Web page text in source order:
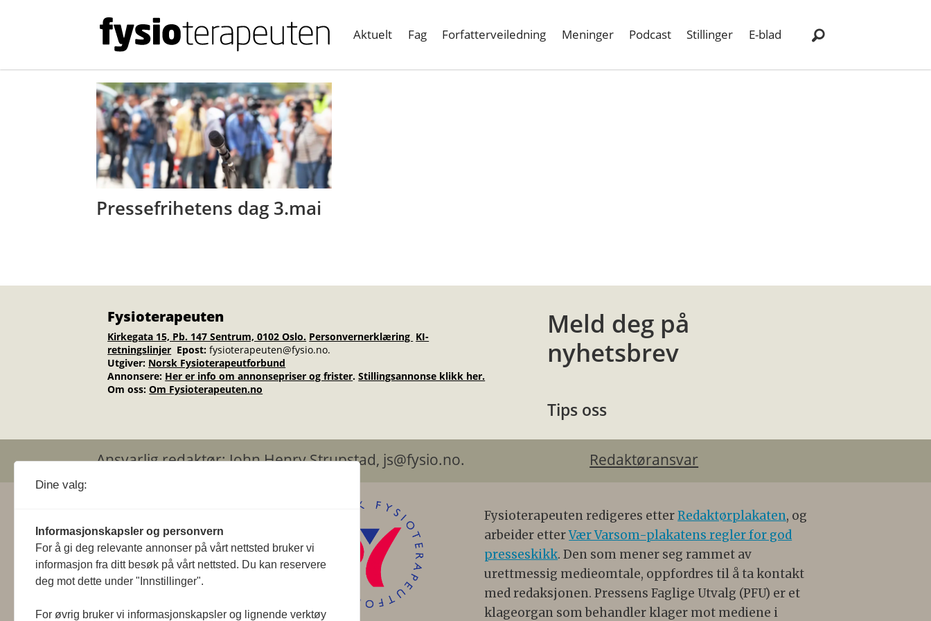
Aktuelt Fag Forfatterveiledning Meninger Podcast Stillinger E-blad
pressefrihet
Pressefrihetens dag 3.mai
Fysioterapeuten
Kirkegata 15, Pb. 147 Sentrum, 0102 Oslo. Personvernerklæring KI-
retningslinjer Epost: fysioterapeuten@fysio.no.
Utgiver: Norsk Fysioterapeutforbund
Annonsere: Her er info om annonsepriser og frister.Stillingsannonse klikk her.
Om oss:Om Fysioterapeuten.no
Meld deg på
nyhetsbrev
Tips oss
Ansvarlig redaktør: John Henry Strupstad, js@fysio.no. Redaktøransvar
Fysioterapeuten redigeres etterRedaktørplakaten, og
arbeider etterVær Varsom-plakatens regler for god
presseskikk. Den som mener seg rammet av
urettmessig medieomtale, oppfordres til å ta kontakt
med redaksjonen. Pressens Faglige Utvalg (PFU) er et
klageorgan som behandler klager mot mediene i
Dine valg:
Informasjonskapsler og personvern
For å gi deg relevante annonser på vårt nettsted bruker vi
informasjon fra ditt besøk på vårt nettsted. Du kan reservere
deg mot dette under "Innstillinger".
For øvrig bruker vi informasjonskapsler og lignende verktøy